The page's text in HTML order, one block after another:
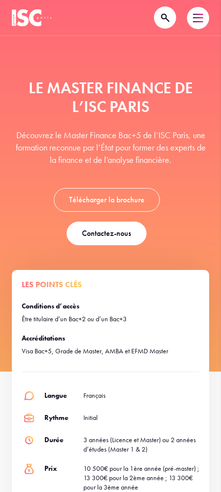
LE MASTER FINANCE DE
L’ISC PARIS
Découvrez le Master Finance Bac+5 de l’ISC Paris, une
formation reconnue par l’État pour former des experts de
la finance et de l’analyse financière.
Télécharger la brochure
Contactez-nous
LES POINTS CLÉS
Conditions d’accès
Être titulaire d’un Bac+2 ou d’un Bac+3
Accréditations
Visa Bac+5, Grade de Master, AMBA et EFMD Master
Langue Français
Rythme Initial
Durée
3 années (Licence et Master) ou 2 années
d’études (Master 1 & 2)
Prix
10 500€ pour la 1ère année (pré-master) ;
13 300€ pour la 2ème année ; 13 300€
pour la 3ème année